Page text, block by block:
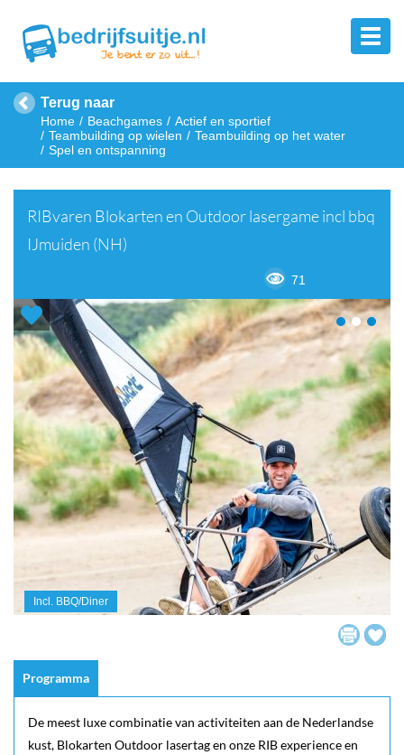
Terug naar
Home Beachgames
Actief en sportief
Teambuilding op wielen
Teambuilding op het water
Spel en ontspanning
71
RIBvaren Blokarten en Outdoor lasergame incl bbq
IJmuiden (NH)
Incl. BBQ/Diner
Programma
De meest luxe combinatie van activiteiten aan de Nederlandse
kust, Blokarten Outdoor lasertag en onze RIB experience en